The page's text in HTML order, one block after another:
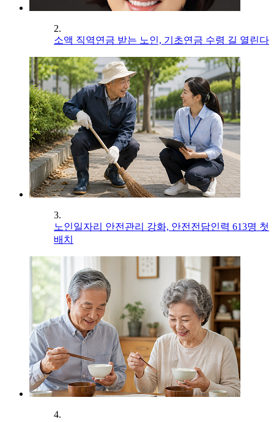
2.
소액 직역연금 받는 노인, 기초연금 수령 길 열린다
3.
노인일자리 안전관리 강화, 안전전담인력 613명 첫
배치
4.